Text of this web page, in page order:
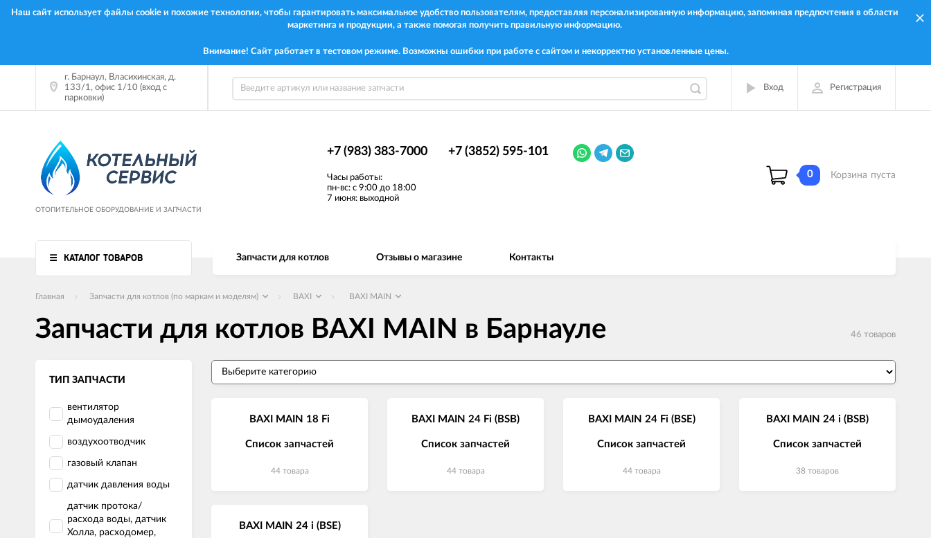
Наш сайт использует файлы cookie и похожие технологии, чтобы гарантировать максимальное удобство пользователям, предоставляя персонализированную информацию, запоминая предпочтения в области
маркетинга и продукции, а также помогая получить правильную информацию.
Внимание! Сайт работает в тестовом режиме. Возможны ошибки при работе с сайтом и некорректно установленные цены.
г. Барнаул, Власихинская, д.
133/1, офис 1/10 (вход с
парковки)
Вход Регистрация
ОТОПИТЕЛЬНОЕ ОБОРУДОВАНИЕ И ЗАПЧАСТИ
+7 (983) 383-7000 +7 (3852) 595-101
Часы работы:
пн-вс: с 9:00 до 18:00
7 июня: выходной
0 Корзина пуста
КАТАЛОГ ТОВАРОВ Запчасти для котлов Отзывы о магазине Контакты
Главная Запчасти для котлов (по маркам и моделям) BAXI BAXI MAIN
Запчасти для котлов BAXI MAIN в Барнауле 46 товаров
ТИП ЗАПЧАСТИ
вентилятор
дымоудаления
воздухоотводчик
газовый клапан
датчик давления воды
датчик протока/
расхода воды, датчик
Холла, расходомер,
BAXI MAIN 18 Fi
Список запчастей
44 товара
BAXI MAIN 24 Fi (BSB)
Список запчастей
44 товара
BAXI MAIN 24 Fi (BSE)
Список запчастей
44 товара
BAXI MAIN 24 i (BSB)
Список запчастей
38 товаров
BAXI MAIN 24 i (BSE)